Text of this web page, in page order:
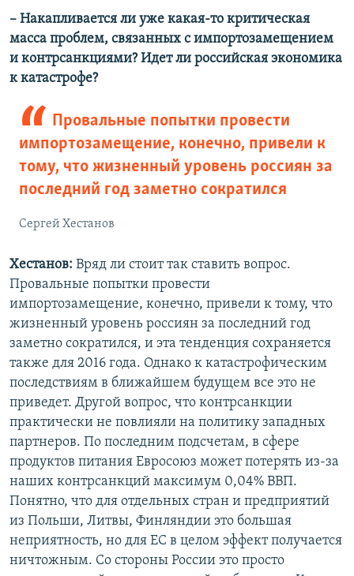
– Накапливается ли уже какая-то критическая
масса проблем, связанных с импортозамещением
и контрсанкциями? Идет ли российская экономика
к катастрофе?
Провальные попытки провести
импортозамещение, конечно, привели к
тому, что жизненный уровень россиян за
последний год заметно сократился
Сергей Хестанов
Хестанов: Вряд ли стоит так ставить вопрос.
Провальные попытки провести
импортозамещение, конечно, привели к тому, что
жизненный уровень россиян за последний год
заметно сократился, и эта тенденция сохраняется
также для 2016 года. Однако к катастрофическим
последствиям в ближайшем будущем все это не
приведет. Другой вопрос, что контрсанкции
практически не повлияли на политику западных
партнеров. По последним подсчетам, в сфере
продуктов питания Евросоюз может потерять из-за
наших контрсанкций максимум 0,04% ВВП.
Понятно, что для отдельных стран и предприятий
из Польши, Литвы, Финляндии это большая
неприятность, но для ЕС в целом эффект получается
ничтожным. Со стороны России это просто